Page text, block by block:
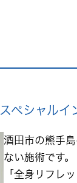
スペシャルイ
酒田市の熊手
ない施術です。
「全身リフレ